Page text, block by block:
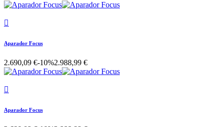

Aparador Focus
2.690,09 €-10%2.988,99 €

Aparador Focus